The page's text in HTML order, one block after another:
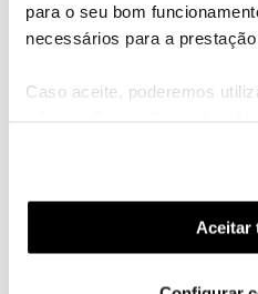
para o seu bom
necessários para a prestação
Caso aceite, poderemos
funcionalidades (cookies de
funcionalidade) e adaptar
(cookies de publicidade
utilização dos cookies
Aceitar
Hall of Fame de